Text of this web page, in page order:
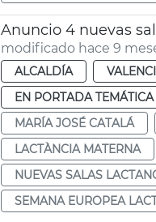
Anuncio 4 nuevas
modificado hace 9
ALCALDÍA
EN PORTADA TEMÁTICA
MARÍA JOSÉ CATALÁ
LACTÀNCIA MATERNA
NUEVAS SALAS
SEMANA EUROPEA